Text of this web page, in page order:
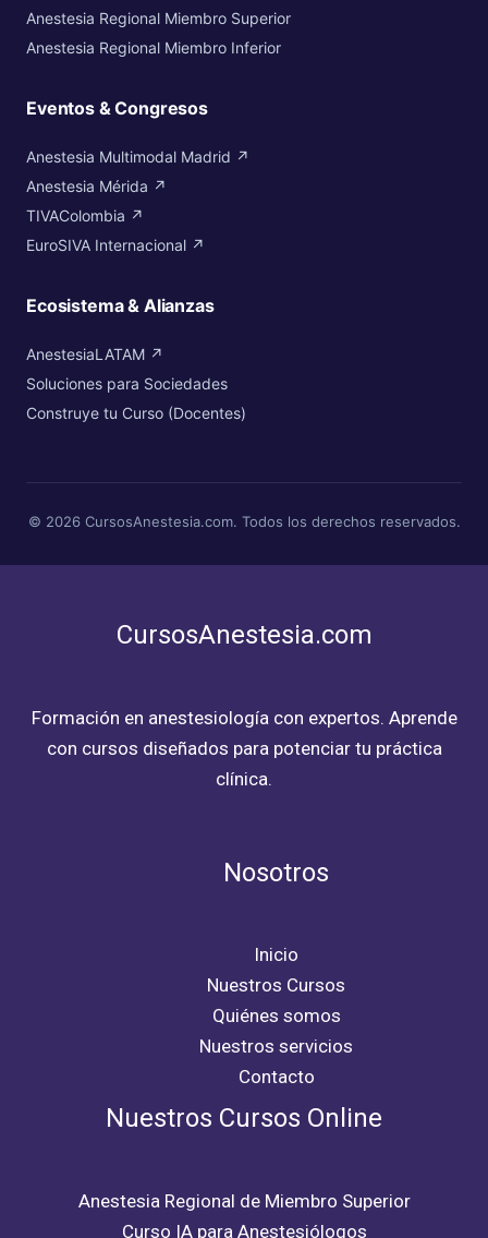
Anestesia Regional Miembro Superior
Anestesia Regional Miembro Inferior
Eventos & Congresos
Anestesia Multimodal Madrid ↗
Anestesia Mérida ↗
TIVAColombia ↗
EuroSIVA Internacional ↗
Ecosistema & Alianzas
AnestesiaLATAM ↗
Soluciones para Sociedades
Construye tu Curso (Docentes)
© 2026 CursosAnestesia.com. Todos los derechos reservados.
CursosAnestesia.com
Formación en anestesiología con expertos. Aprende
con cursos diseñados para potenciar tu práctica
clínica.
Nosotros
Inicio
Nuestros Cursos
Quiénes somos
Nuestros servicios
Contacto
Nuestros Cursos Online
Anestesia Regional de Miembro Superior
Curso IA para Anestesiólogos